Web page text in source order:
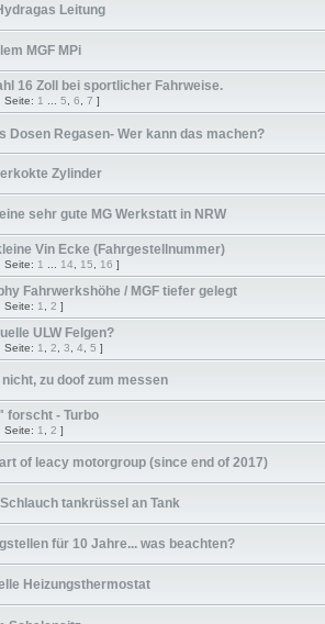
Leitung
MGF MPi
16 Zoll bei sportlicher Fahrweise.
Seite: 1 5 6 7 ]
Dosen Regasen- Wer kann das machen?
Zylinder
sehr gute MG Werkstatt in NRW
Vin Ecke (Fahrgestellnummer)
Seite: 1 14 15 16 ]
Fahrwerkshöhe / MGF tiefer gelegt
Seite: 1 2 ]
ULW Felgen?
Seite: 1 2 3 4 5 ]
nicht, zu doof zum messen
forscht - Turbo
Seite: 1 2 ]
of leacy motorgroup (since end of 2017)
tankrüssel an Tank
für 10 Jahre... was beachten?
Heizungsthermostat